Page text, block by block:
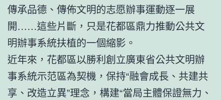
傳承品德、傳佈文明的志愿辦事運動逐一展
開……這些片斷，只是花都區鼎力推動公共文
明辦事系統扶植的一個縮影。
近年來，花都區以勝利創立廣東省公共文明辦
事系統示范區為契機，保持“融會成長、共建共
享、改造立異”理念，構建“當局主體保證無力、